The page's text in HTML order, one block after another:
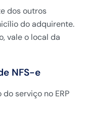
dos outros
do adquirente.
vale o local da
NFS-e
serviço no ERP